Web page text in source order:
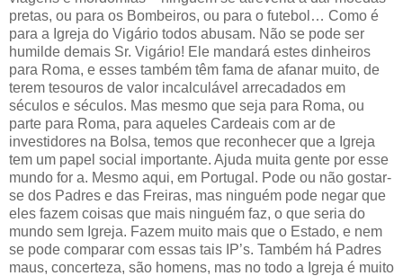
pretas, ou para os Bombeiros, ou para o futebol… Como é
para a Igreja do Vigário todos abusam. Não se pode ser
humilde demais Sr. Vigário! Ele mandará estes dinheiros
para Roma, e esses também têm fama de afanar muito, de
terem tesouros de valor incalculável arrecadados em
séculos e séculos. Mas mesmo que seja para Roma, ou
parte para Roma, para aqueles Cardeais com ar de
investidores na Bolsa, temos que reconhecer que a Igreja
tem um papel social importante. Ajuda muita gente por esse
mundo for a. Mesmo aqui, em Portugal. Pode ou não gostar-
se dos Padres e das Freiras, mas ninguém pode negar que
eles fazem coisas que mais ninguém faz, o que seria do
mundo sem Igreja. Fazem muito mais que o Estado, e nem
se pode comparar com essas tais IP’s. Também há Padres
maus, concerteza, são homens, mas no todo a Igreja é muito